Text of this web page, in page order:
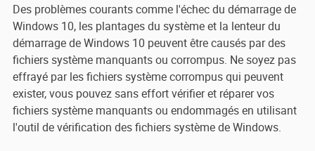
Des problèmes courants comme l'échec du démarrage de
Windows 10, les plantages du système et la lenteur du
démarrage de Windows 10 peuvent être causés par des
fichiers système manquants ou corrompus. Ne soyez pas
effrayé par les fichiers système corrompus qui peuvent
exister, vous pouvez sans effort vérifier et réparer vos
fichiers système manquants ou endommagés en utilisant
l'outil de vérification des fichiers système de Windows.